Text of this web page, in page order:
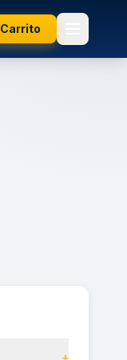
Carrito
+